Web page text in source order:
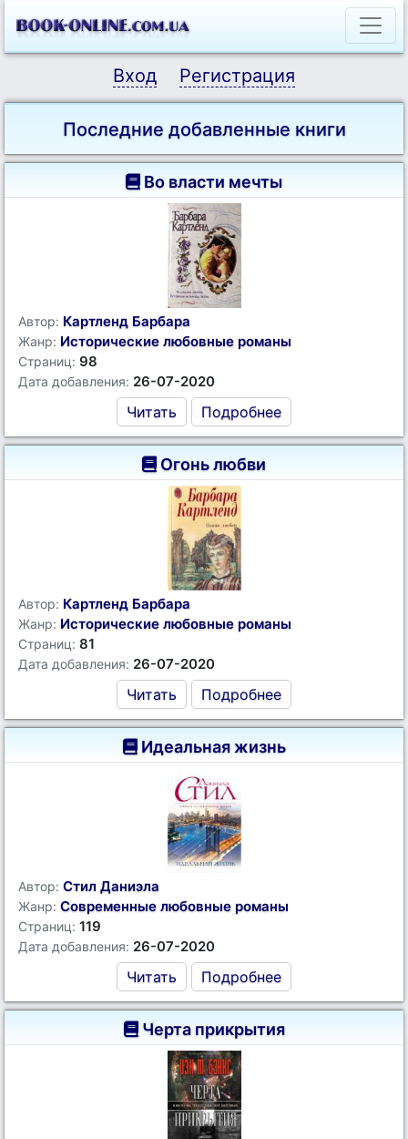
Вход Регистрация
Последние добавленные книги
Во власти мечты
Автор: Картленд Барбара
Жанр: Исторические любовные романы
Страниц: 98
Дата добавления: 26-07-2020
Читать Подробнее
Огонь любви
Автор: Картленд Барбара
Жанр: Исторические любовные романы
Страниц: 81
Дата добавления: 26-07-2020
Читать Подробнее
Идеальная жизнь
Автор: Стил Даниэла
Жанр: Современные любовные романы
Страниц: 119
Дата добавления: 26-07-2020
Читать Подробнее
Черта прикрытия